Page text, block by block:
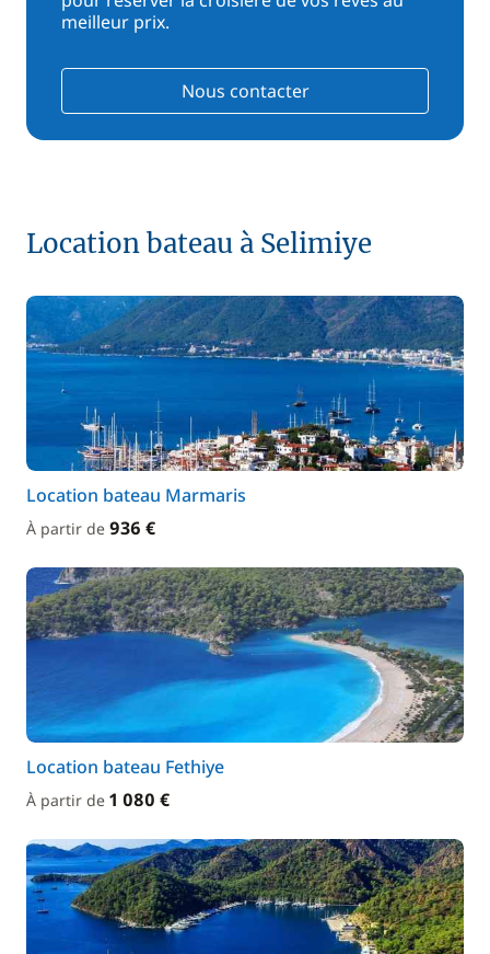
meilleur prix.
Nous contacter
Location bateau à Selimiye
Location bateau Marmaris
À partir de 936 €
Location bateau Fethiye
À partir de 1 080 €